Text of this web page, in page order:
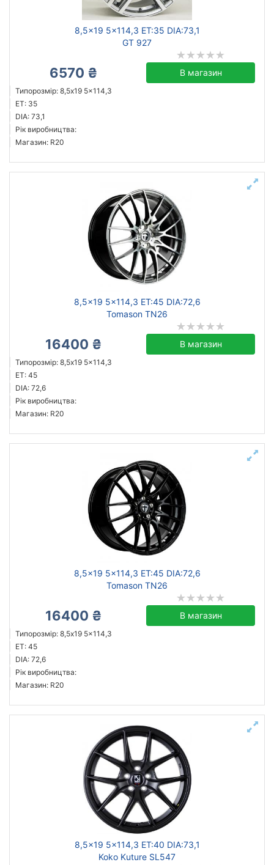
8,5x19 5x114,3 ET:35 DIA:73,1
GT 927
6570 ₴ В магазин
Типорозмір: 8,5x19 5x114,3
ET: 35
DIA: 73,1
Рік виробництва:
Магазин: R20
8,5x19 5x114,3 ET:45 DIA:72,6
Tomason TN26
16400 ₴ В магазин
Типорозмір: 8,5x19 5x114,3
ET: 45
DIA: 72,6
Рік виробництва:
Магазин: R20
8,5x19 5x114,3 ET:45 DIA:72,6
Tomason TN26
16400 ₴ В магазин
Типорозмір: 8,5x19 5x114,3
ET: 45
DIA: 72,6
Рік виробництва:
Магазин: R20
8,5x19 5x114,3 ET:40 DIA:73,1
Koko Kuture SL547